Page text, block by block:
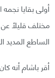
أولى بقايا
مختلف قليلًا
الساطع المديد
أقر باشام أنه